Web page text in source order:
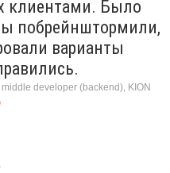
клиентами. Было
побрейнштормили,
варианты
developer (backend), KION